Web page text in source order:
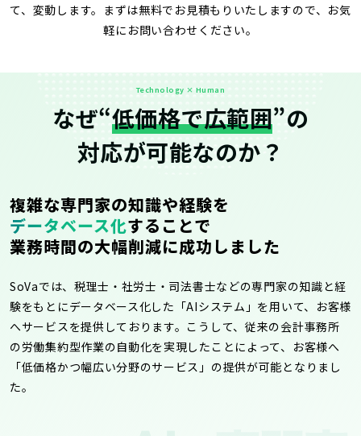
て、変動します。 まずは無料でお見積もりいたしますので、お気
軽にお問い合わせください。
Technology × Human
なぜ“低価格で広範囲”の
対応が可能なのか？
複雑な専門家の知識や経験を
データベース化することで
業務時間の大幅削減に成功しました
SoVaでは、税理士・社労士・司法書士などの専門家の知識と経
験をもとにデータベース化した「AIシステム」を用いて、お客様
へサービスを提供しております。こうして、従来の会計事務所
の労働集約型作業の自動化を実現したことによって、お客様へ
「低価格かつ幅広い分野のサービス」の提供が可能となりまし
た。